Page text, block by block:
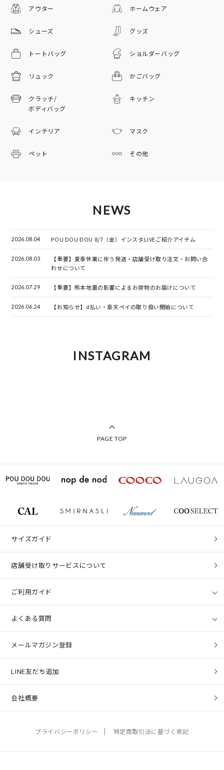
アウター ホームウェア
シューズ グッズ
トートバッグ ショルダーバッグ
リュック かごバッグ
クラッチ/
ボディバッグ
キッチン
インテリア マスク
ペット その他
NEWS
2026.08.04 POU DOU DOU 8/7（金）インスタLIVEご紹介アイテム
2026.08.03
【重要】夏季休業に伴う発送・店舗受け取り注文・お問い合
わせについて
2026.07.29 【重要】熊本地震の影響によるお荷物のお届けについて
2026.06.24 【お知らせ】d払い・楽天ペイの取り扱い開始について
INSTAGRAM
PAGE TOP
サイズガイド
店舗受け取りサービスについて
ご利用ガイド
よくある質問
メールマガジン登録
LINE友だち追加
会社概要
プライバシーポリシー 特定商取引法に基づく表記